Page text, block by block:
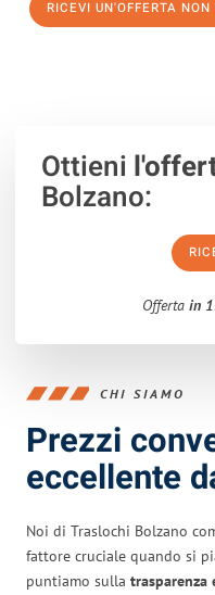
RICEVI UN'OFFERTA
Ottieni
Bolzano:
Offerta in
CHI SIAMO
Prezzi
eccellente
Noi di Traslochi Bolzano
fattore cruciale quando si
puntiamo sulla trasparenza